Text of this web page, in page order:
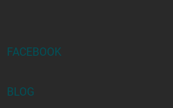
FACEBOOK
BLOG